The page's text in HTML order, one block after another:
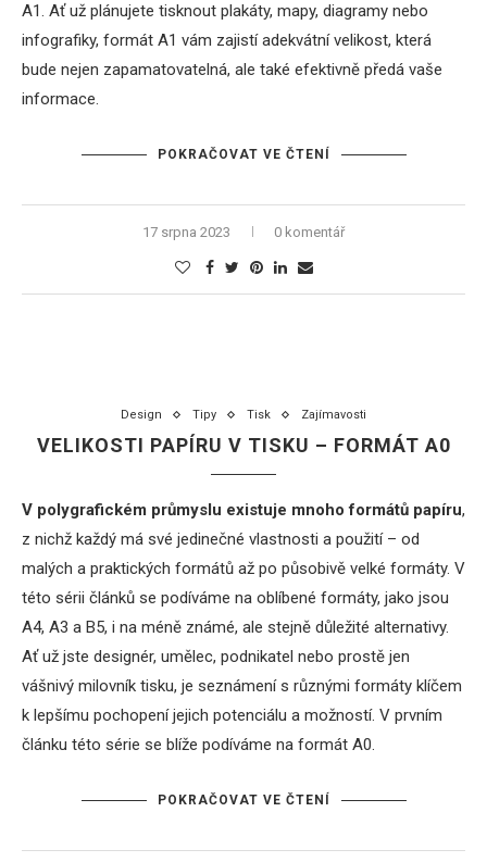
A1. Ať už plánujete tisknout plakáty, mapy, diagramy nebo
infografiky, formát A1 vám zajistí adekvátní velikost, která
bude nejen zapamatovatelná, ale také efektivně předá vaše
informace.
POKRAČOVAT VE ČTENÍ
17 srpna 2023 0 komentář
Design Tipy Tisk Zajímavosti
VELIKOSTI PAPÍRU V TISKU – FORMÁT A0
V polygrafickém průmyslu existuje mnoho formátů papíru,
z nichž každý má své jedinečné vlastnosti a použití – od
malých a praktických formátů až po působivě velké formáty. V
této sérii článků se podíváme na oblíbené formáty, jako jsou
A4, A3 a B5, i na méně známé, ale stejně důležité alternativy.
Ať už jste designér, umělec, podnikatel nebo prostě jen
vášnivý milovník tisku, je seznámení s různými formáty klíčem
k lepšímu pochopení jejich potenciálu a možností. V prvním
článku této série se blíže podíváme na formát A0.
POKRAČOVAT VE ČTENÍ